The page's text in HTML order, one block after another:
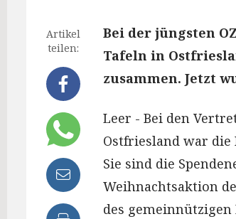
Artikel
teilen:
Bei der jüngsten
Tafeln in
zusammen. Jetzt
Leer - Bei den
Ostfriesland war die
Sie sind die
Weihnachtsaktion
des